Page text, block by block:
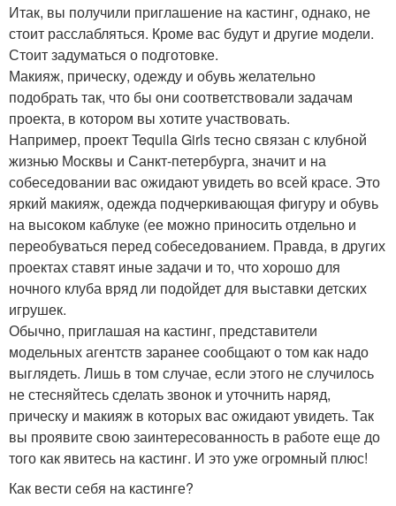
Итак, вы получили приглашение на кастинг, однако, не
стоит расслабляться. Кроме вас будут и другие модели.
Стоит задуматься о подготовке.
Макияж, прическу, одежду и обувь желательно
подобрать так, что бы они соответствовали задачам
проекта, в котором вы хотите участвовать.
Например, проект Tequila Girls тесно связан с клубной
жизнью Москвы и Санкт-петербурга, значит и на
собеседовании вас ожидают увидеть во всей красе. Это
яркий макияж, одежда подчеркивающая фигуру и обувь
на высоком каблуке (ее можно приносить отдельно и
переобуваться перед собеседованием. Правда, в других
проектах ставят иные задачи и то, что хорошо для
ночного клуба вряд ли подойдет для выставки детских
игрушек.
Обычно, приглашая на кастинг, представители
модельных агентств заранее сообщают о том как надо
выглядеть. Лишь в том случае, если этого не случилось
не стесняйтесь сделать звонок и уточнить наряд,
прическу и макияж в которых вас ожидают увидеть. Так
вы проявите свою заинтересованность в работе еще до
того как явитесь на кастинг. И это уже огромный плюс!
Как вести себя на кастинге?